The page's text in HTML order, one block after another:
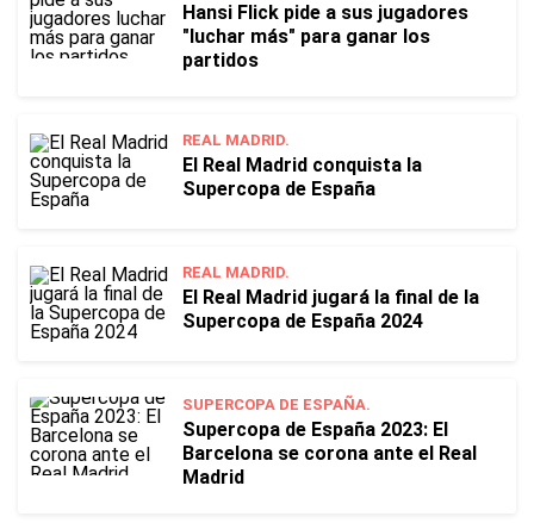
Hansi Flick pide a sus jugadores
"luchar más" para ganar los
partidos
REAL MADRID.
El Real Madrid conquista la
Supercopa de España
REAL MADRID.
El Real Madrid jugará la final de la
Supercopa de España 2024
SUPERCOPA DE ESPAÑA.
Supercopa de España 2023: El
Barcelona se corona ante el Real
Madrid